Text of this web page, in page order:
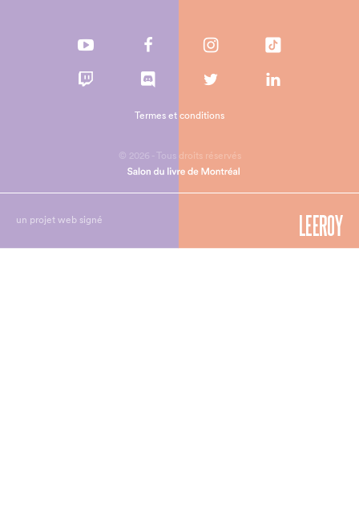
© 2026 - Tous droits réservés
Termes et conditions
un projet web signé